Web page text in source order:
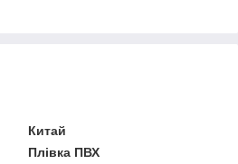
Китай
Плівка ПВХ